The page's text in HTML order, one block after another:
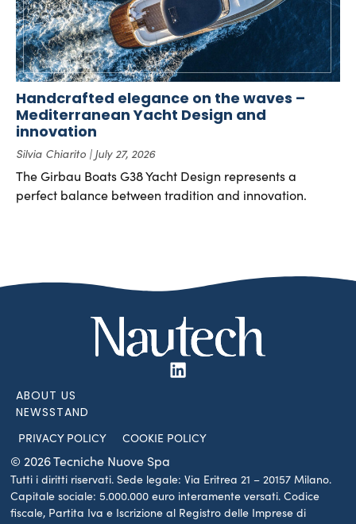
Handcrafted elegance on the waves –
Mediterranean Yacht Design and
innovation
Silvia Chiarito July 27, 2026
The Girbau Boats G38 Yacht Design represents a
perfect balance between tradition and innovation.
ABOUT US
NEWSSTAND
© 2026 Tecniche Nuove Spa
PRIVACY POLICY COOKIE POLICY
Tutti i diritti riservati. Sede legale: Via Eritrea 21 – 20157 Milano.
Capitale sociale: 5.000.000 euro interamente versati. Codice
fiscale, Partita Iva e Iscrizione al Registro delle Imprese di